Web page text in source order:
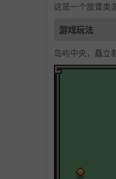
这是一个放置类
游戏玩法
岛屿中央，矗立